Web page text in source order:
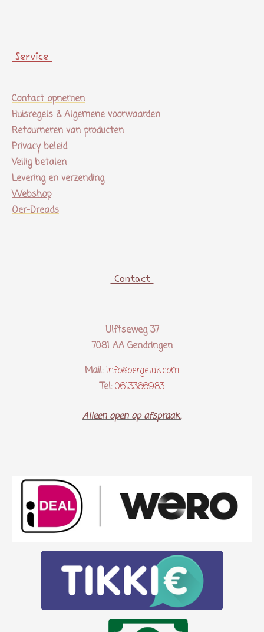
Service
Contact opnemen
Huisregels & Algemene voorwaarden
Retourneren van producten
Privacy beleid
Veilig betalen
Levering en verzending
Webshop
Oer-Dreads
Contact
Ulftseweg 37
7081 AA Gendringen
Mail: Info@oergeluk.com
Tel: 0613366983
Alleen open op afspraak..